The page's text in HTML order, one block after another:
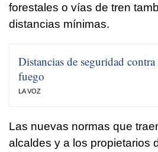
forestales o vías de tren
distancias mínimas.
Distancias de seguridad contra
fuego
LA VOZ
Las nuevas normas que
alcaldes y a los propietarios